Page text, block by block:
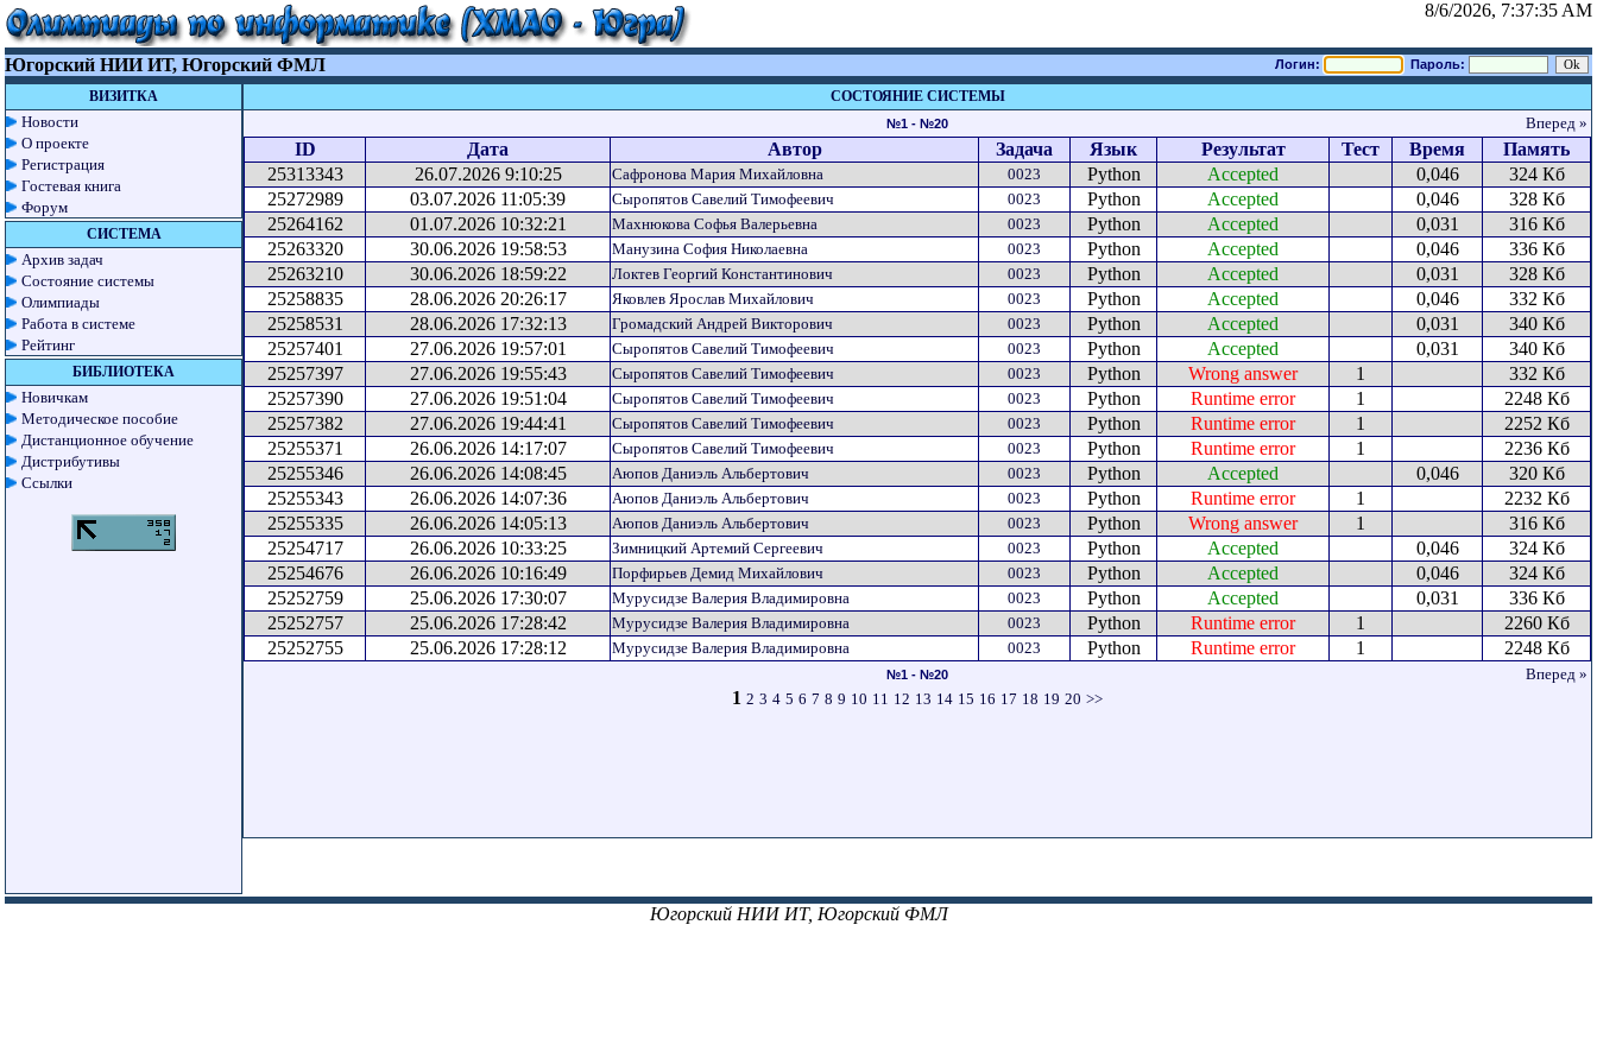
8/6/2026, 7:37:35 AM
Югорский НИИ ИТ, Югорский ФМЛ Логин: Пароль:
ВИЗИТКА
Новости
О проекте
Регистрация
Гостевая книга
Форум
СИСТЕМА
Архив задач
Состояние системы
Олимпиады
Работа в системе
Рейтинг
БИБЛИОТЕКА
Новичкам
Методическое пособие
Дистанционное обучение
Дистрибутивы
Ссылки
СОСТОЯНИЕ СИСТЕМЫ
№1 - №20 Вперед »
ID Дата Автор Задача Язык Результат Тест Время
Память
25313343
26.07.2026 9:10:25 Сафронова Мария Михайловна 0023 Python Accepted 0,046
324 Кб
25272989
03.07.2026 11:05:39 Сыропятов Савелий Тимофеевич 0023 Python Accepted 0,046
328 Кб
25264162
01.07.2026 10:32:21 Махнюкова Софья Валерьевна 0023 Python Accepted 0,031
316 Кб
25263320
30.06.2026 19:58:53 Манузина София Николаевна 0023 Python Accepted 0,046
336 Кб
25263210
30.06.2026 18:59:22 Локтев Георгий Константинович 0023 Python Accepted 0,031
328 Кб
25258835
28.06.2026 20:26:17 Яковлев Ярослав Михайлович 0023 Python Accepted 0,046
332 Кб
25258531
28.06.2026 17:32:13 Громадский Андрей Викторович 0023 Python Accepted 0,031
340 Кб
25257401
27.06.2026 19:57:01 Сыропятов Савелий Тимофеевич 0023 Python Accepted 0,031
340 Кб
25257397
27.06.2026 19:55:43 Сыропятов Савелий Тимофеевич 0023 Python Wrong answer 1
332 Кб
25257390
27.06.2026 19:51:04 Сыропятов Савелий Тимофеевич 0023 Python Runtime error 1
2248 Кб
25257382
27.06.2026 19:44:41 Сыропятов Савелий Тимофеевич 0023 Python Runtime error 1
2252 Кб
25255371
26.06.2026 14:17:07 Сыропятов Савелий Тимофеевич 0023 Python Runtime error 1
2236 Кб
25255346
26.06.2026 14:08:45 Аюпов Даниэль Альбертович 0023 Python Accepted 0,046
320 Кб
25255343
26.06.2026 14:07:36 Аюпов Даниэль Альбертович 0023 Python Runtime error 1
2232 Кб
25255335
26.06.2026 14:05:13 Аюпов Даниэль Альбертович 0023 Python Wrong answer 1
316 Кб
25254717
26.06.2026 10:33:25 Зимницкий Артемий Сергеевич 0023 Python Accepted 0,046
324 Кб
25254676
26.06.2026 10:16:49 Порфирьев Демид Михайлович 0023 Python Accepted 0,046
324 Кб
25252759
25.06.2026 17:30:07 Мурусидзе Валерия Владимировна 0023 Python Accepted 0,031
336 Кб
25252757
25.06.2026 17:28:42 Мурусидзе Валерия Владимировна 0023 Python Runtime error 1
2260 Кб
25252755
25.06.2026 17:28:12 Мурусидзе Валерия Владимировна 0023 Python Runtime error 1 2248 Кб
№1 - №20 Вперед »
1 2 3 4 5 6 7 8 9 10 11 12 13 14 15 16 17 18 19 20 >>
Югорский НИИ ИТ, Югорский ФМЛ